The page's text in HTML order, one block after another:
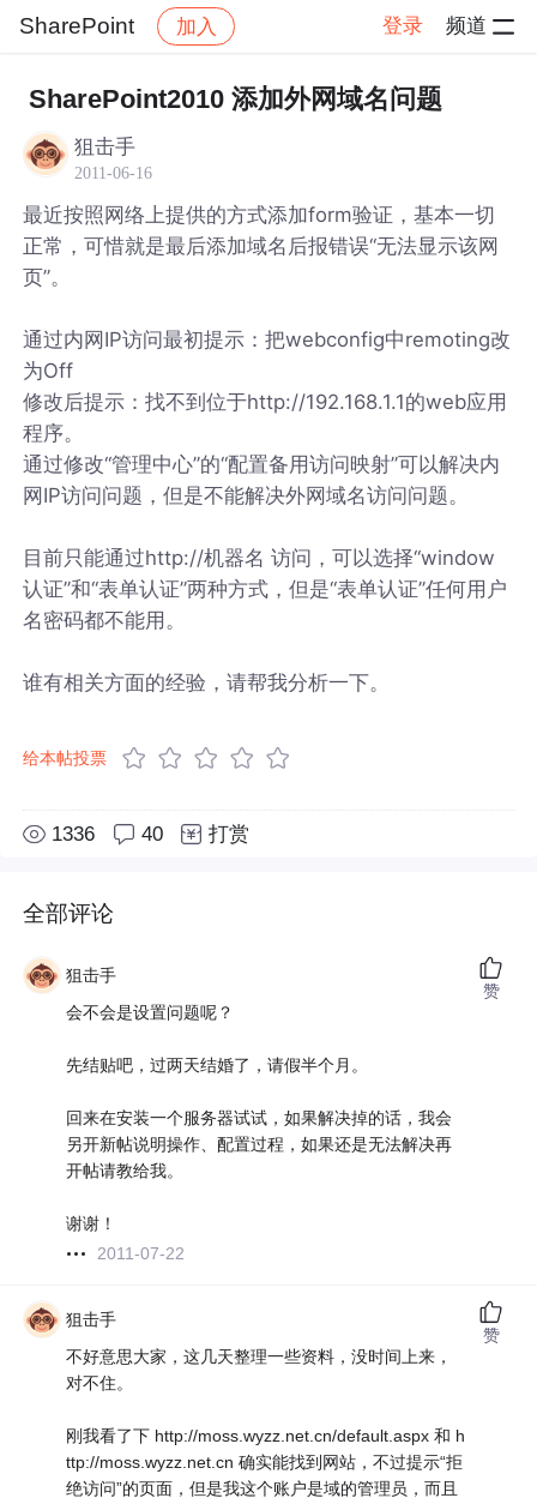
SharePoint 加入 登录 频道
社区 SharePoint 帖子详情
SharePoint2010 添加外网域名问题
狙击手
2011-06-16
最近按照网络上提供的方式添加form验证，基本一切
正常，可惜就是最后添加域名后报错误“无法显示该网
页”。
通过内网IP访问最初提示：把webconfig中remoting改
为Off
修改后提示：找不到位于http://192.168.1.1的web应用
程序。
通过修改“管理中心”的“配置备用访问映射”可以解决内
网IP访问问题，但是不能解决外网域名访问问题。
目前只能通过http://机器名 访问，可以选择“window
认证”和“表单认证”两种方式，但是“表单认证”任何用户
名密码都不能用。
谁有相关方面的经验，请帮我分析一下。
给本帖投票
1336 40 打赏
全部评论
狙击手
会不会是设置问题呢？
先结贴吧，过两天结婚了，请假半个月。
回来在安装一个服务器试试，如果解决掉的话，我会
另开新帖说明操作、配置过程，如果还是无法解决再
开帖请教给我。
谢谢！
2011-07-22
赞
狙击手
不好意思大家，这几天整理一些资料，没时间上来，
对不住。
刚我看了下 http://moss.wyzz.net.cn/default.aspx 和 h
ttp://moss.wyzz.net.cn 确实能找到网站，不过提示“拒
绝访问”的页面，但是我这个账户是域的管理员，而且
赞